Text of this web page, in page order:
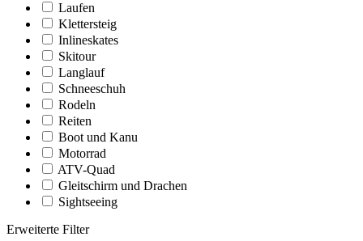
Laufen
Klettersteig
Inlineskates
Skitour
Langlauf
Schneeschuh
Rodeln
Reiten
Boot und Kanu
Motorrad
ATV-Quad
Gleitschirm und Drachen
Sightseeing
Erweiterte Filter